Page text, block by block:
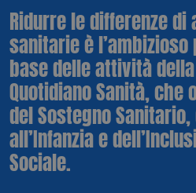
Ridurre le differenze
sanitarie è l’ambizioso
base delle attività
Quotidiano Sanità, che
del Sostegno
all’Infanzia e
Sociale.